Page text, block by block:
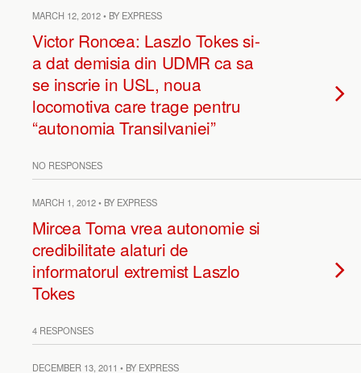
MARCH 12, 2012 • BY EXPRESS
Victor Roncea: Laszlo Tokes si-
a dat demisia din UDMR ca sa
se inscrie in USL, noua
locomotiva care trage pentru
“autonomia Transilvaniei”
NO RESPONSES
MARCH 1, 2012 • BY EXPRESS
Mircea Toma vrea autonomie si
credibilitate alaturi de
informatorul extremist Laszlo
Tokes
4 RESPONSES
DECEMBER 13, 2011 • BY EXPRESS